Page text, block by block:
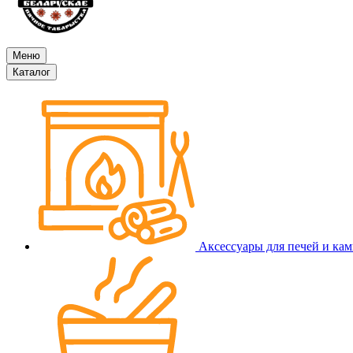
Меню
Каталог
Аксессуары для печей и